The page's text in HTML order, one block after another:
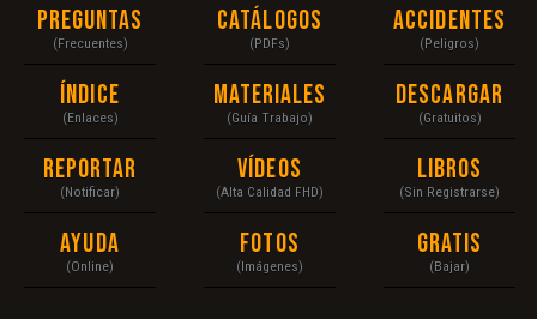
Preguntas
(Frecuentes)
Índice
(Enlaces)
Reportar
(Notificar)
Ayuda
(Online)
Catálogos
(PDFs)
Materiales
(Guía Trabajo)
Vídeos
(Alta Calidad FHD)
Fotos
(Imágenes)
Accidentes
(Peligros)
Descargar
(Gratuitos)
Libros
(Sin Registrarse)
Gratis
(Bajar)